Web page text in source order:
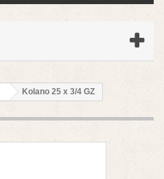
Kolano 25 x 3/4 GZ